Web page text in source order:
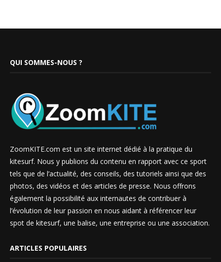
QUI SOMMES-NOUS ?
ZoomKITE.com est un site internet dédié à la pratique du
kitesurf. Nous y publions du contenu en rapport avec ce sport
tels que de l’actualité, des conseils, des tutoriels ainsi que des
photos, des vidéos et des articles de presse. Nous offrons
également la possibilité aux internautes de contribuer à
l’évolution de leur passion en nous aidant à référencer leur
spot de kitesurf, une balise, une entreprise ou une association.
ARTICLES POPULAIRES